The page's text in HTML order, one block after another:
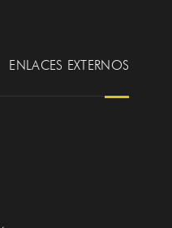
ENLACES EXTERNOS